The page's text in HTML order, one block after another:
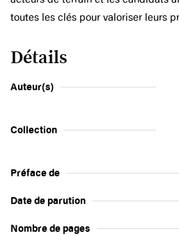
toutes les clés pour valoriser leurs
Détails
Auteur(s)
Collection
Préface de
Date de parution
Nombre de pages